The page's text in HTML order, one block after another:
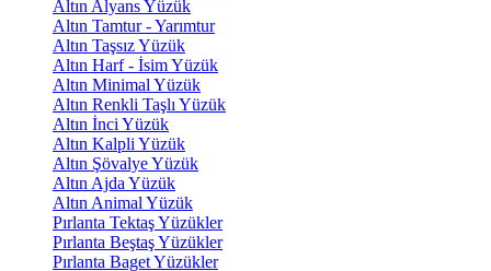
Altın Alyans Yüzük
Altın Tamtur - Yarımtur
Altın Taşsız Yüzük
Altın Harf - İsim Yüzük
Altın Minimal Yüzük
Altın Renkli Taşlı Yüzük
Altın İnci Yüzük
Altın Kalpli Yüzük
Altın Şövalye Yüzük
Altın Ajda Yüzük
Altın Animal Yüzük
Pırlanta Tektaş Yüzükler
Pırlanta Beştaş Yüzükler
Pırlanta Baget Yüzükler